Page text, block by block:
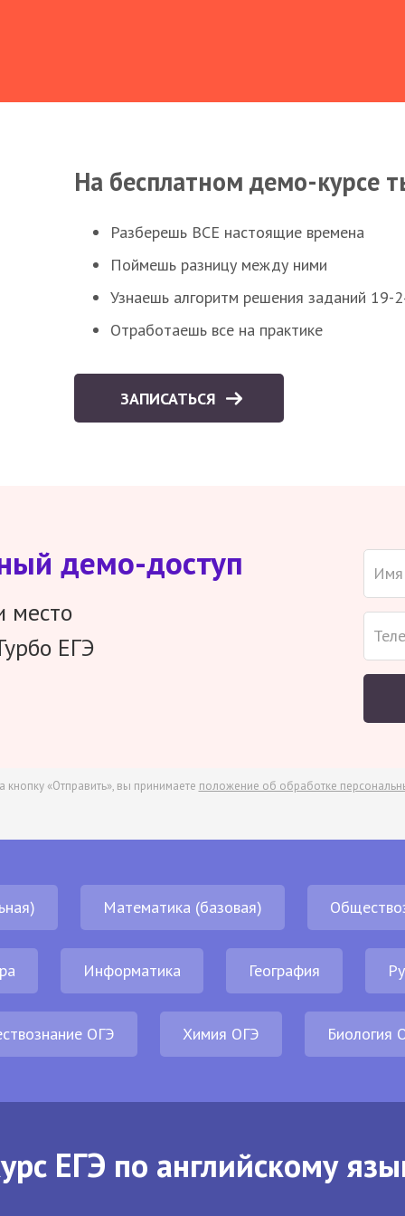
На бесплатном демо-курсе
Разберешь ВСЕ настоящие времена
Поймешь разницу между ними
Узнаешь алгоритм решения заданий 19-
Отработаешь все на практике
ЗАПИСАТЬСЯ
демо-доступ
место
ЕГЭ
«Отправить», вы принимаете положение об обработке
Математика (базовая)
Информатика География
ОГЭ Химия ОГЭ Биология
ЕГЭ по английскому